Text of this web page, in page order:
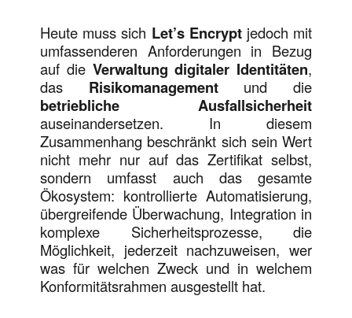
Heute muss sich Let’s Encryptjedoch mit
umfassenderen Anforderungen in Bezug
auf die Verwaltung digitaler Identitäten,
das Risikomanagementund die
betriebliche Ausfallsicherheit
auseinandersetzen. In diesem
Zusammenhang beschränkt sich sein Wert
nicht mehr nur auf das Zertifikat selbst,
sondern umfasst auch das gesamte
Ökosystem: kontrollierte Automatisierung,
übergreifende Überwachung, Integration in
komplexe Sicherheitsprozesse, die
Möglichkeit, jederzeit nachzuweisen, wer
was für welchen Zweck und in welchem
Konformitätsrahmen ausgestellt hat.